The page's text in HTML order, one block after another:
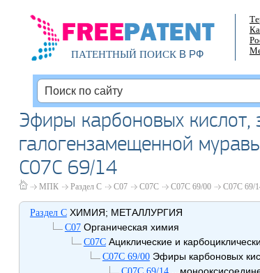
ПАТЕНТНЫЙ ПОИСКВ РФ
Эфиры карбоновых
галогензамещенной
C07C 69/14
МПК Раздел C C07 C07C C07C 69/00 C07C 69/
Раздел CХИМИЯ; МЕТАЛЛУРГИЯ
C07Органическая химия
C07CАциклические и
C07C 69/00Эфиры карбоновых